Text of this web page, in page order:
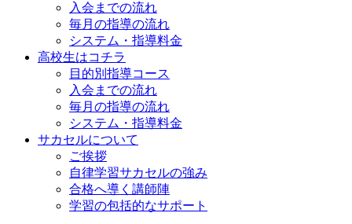
入会までの流れ
毎月の指導の流れ
システム・指導料金
高校生はコチラ
目的別指導コース
入会までの流れ
毎月の指導の流れ
システム・指導料金
サカセルについて
ご挨拶
自律学習サカセルの強み
合格へ導く講師陣
学習の包括的なサポート